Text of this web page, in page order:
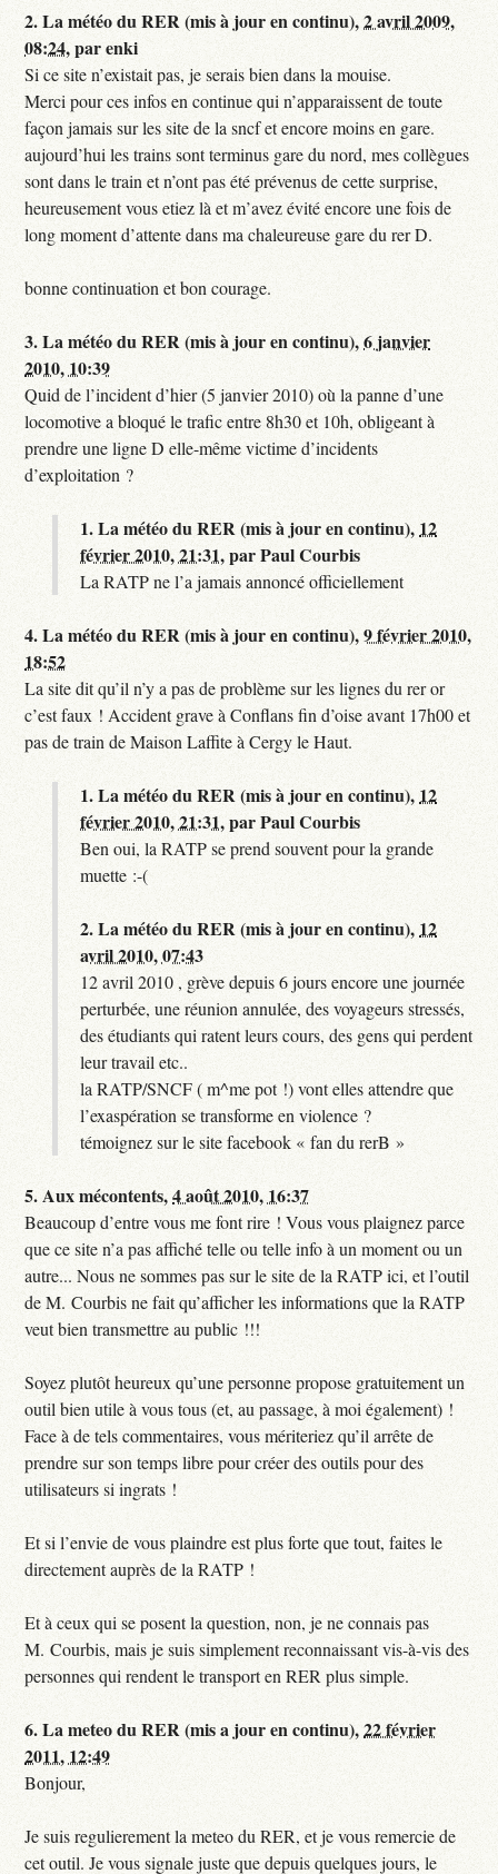
2.La météo du RER (mis à jour en continu),2 avril 2009,
08:24,parenki
Si ce site n’existait pas, je serais bien dans la mouise.
Merci pour ces infos en continue qui n’apparaissent de toute
façon jamais sur les site de la sncf et encore moins en gare.
aujourd’hui les trains sont terminus gare du nord, mes collègues
sont dans le train et n’ont pas été prévenus de cette surprise,
heureusement vous etiez là et m’avez évité encore une fois de
long moment d’attente dans ma chaleureuse gare du rer D.
bonne continuation et bon courage.
3.La météo du RER (mis à jour en continu),6 janvier
2010, 10:39
Quid de l’incident d’hier (5 janvier 2010) où la panne d’une
locomotive a bloqué le trafic entre 8h30 et 10h, obligeant à
prendre une ligne D elle-même victime d’incidents
d’exploitation ?
1.La météo du RER (mis à jour en continu), 12
février 2010, 21:31,parPaul Courbis
La RATP ne l’a jamais annoncé officiellement
4.La météo du RER (mis à jour en continu),9 février 2010,
18:52
La site dit qu’il n’y a pas de problème sur les lignes du rer or
c’est faux ! Accident grave à Conflans fin d’oise avant 17h00 et
pas de train de Maison Laffite à Cergy le Haut.
1.La météo du RER (mis à jour en continu), 12
février 2010, 21:31,parPaul Courbis
Ben oui, la RATP se prend souvent pour la grande
muette :-(
2.La météo du RER (mis à jour en continu), 12
avril 2010, 07:43
12 avril 2010 , grève depuis 6 jours encore une journée
perturbée, une réunion annulée, des voyageurs stressés,
des étudiants qui ratent leurs cours, des gens qui perdent
leur travail etc..
la RATP/SNCF ( m^me pot !) vont elles attendre que
l’exaspération se transforme en violence ?
témoignez sur le site facebook « fan du rerB »
5.Aux mécontents,4 août 2010, 16:37
Beaucoup d’entre vous me font rire ! Vous vous plaignez parce
que ce site n’a pas affiché telle ou telle info à un moment ou un
autre... Nous ne sommes pas sur le site de la RATP ici, et l’outil
de M. Courbis ne fait qu’afficher les informations que la RATP
veut bien transmettre au public !!!
Soyez plutôt heureux qu’une personne propose gratuitement un
outil bien utile à vous tous (et, au passage, à moi également) !
Face à de tels commentaires, vous mériteriez qu’il arrête de
prendre sur son temps libre pour créer des outils pour des
utilisateurs si ingrats !
Et si l’envie de vous plaindre est plus forte que tout, faites le
directement auprès de la RATP !
Et à ceux qui se posent la question, non, je ne connais pas
M. Courbis, mais je suis simplement reconnaissant vis-à-vis des
personnes qui rendent le transport en RER plus simple.
6.La meteo du RER (mis a jour en continu),22 février
2011, 12:49
Bonjour,
Je suis regulierement la meteo du RER, et je vous remercie de
cet outil. Je vous signale juste que depuis quelques jours, le